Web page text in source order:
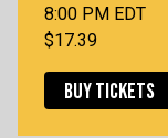
8:00 PM EDT
$17.39
BUY TICKETS